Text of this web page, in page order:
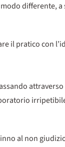
differente, a
il pratico con
al non